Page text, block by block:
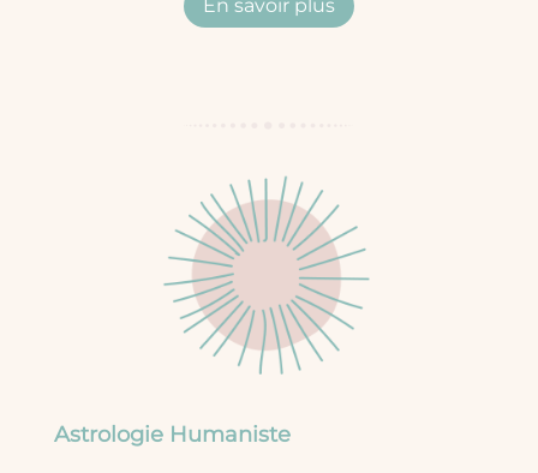
En savoir plus
Astrologie Humaniste